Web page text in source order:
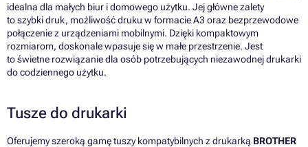
idealna dla małych biur i domowego użytku. Jej główne zalety
to szybki druk, możliwość druku w formacie A3 oraz bezprzewodowe
połączenie z urządzeniami mobilnymi. Dzięki kompaktowym
rozmiarom, doskonale wpasuje się w małe przestrzenie. Jest
to świetne rozwiązanie dla osób potrzebujących niezawodnej drukarki
do codziennego użytku.
Tusze do drukarki
Oferujemy szeroką gamę tuszy kompatybilnych z drukarką BROTHER